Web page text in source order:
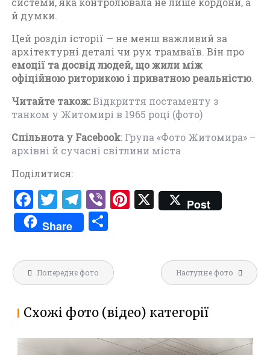
й думки.
Цей розділ історії — не менш важливий за
архітектурні деталі чи рух трамваїв. Він про
емоції та досвід людей, що жили між
офіційною риторикою і приватною реальністю.
Читайте також:Відкриття постаменту з
танком у Житомирі в 1965 році (фото)
Спільнота у Facebook: Група «Фото Житомира» –
архівні й сучасні світлини міста
Поділитися:
F
a
ce
b
o
k
T
w
it
te
r
T
el
e
gr
a
V
ib
er
Pi X
Post
Share
ді
л
т
и
Навігація
записів
Попереднє фото Наступне фото
Схожі фото (відео) категорії